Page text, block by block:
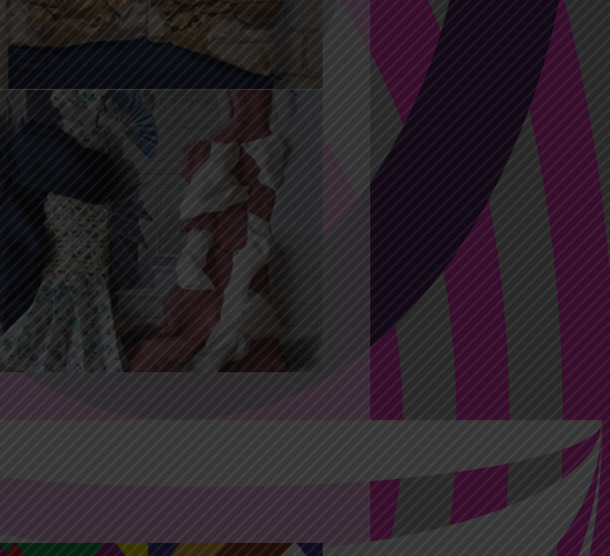
25 Mai 2022 14:30
Visite-atelier